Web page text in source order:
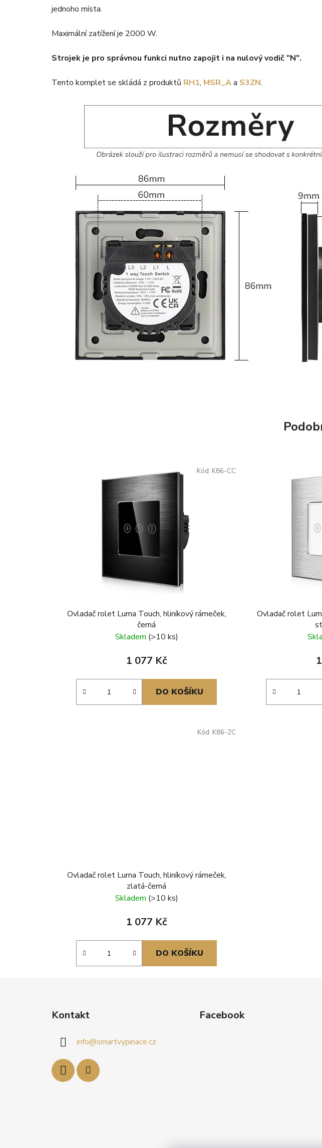
jednoho místa.
Maximální zatížení je 2000 W.
Strojek je pro správnou funkci nutno zapojit i na nulový vodič "N".
Tento komplet se skládá z produktů RH1, MSR_Aa S3ZN.
Ovladač rolet Luma Touch, hliníkový rámeček,
černá
Skladem (>10 ks)
1 077 Kč
DO KOŠÍKU
Kód: K86-CC
Ovladač rolet
Ovladač rolet Luma Touch, hliníkový rámeček,
zlatá-černá
Skladem (>10 ks)
1 077 Kč
DO KOŠÍKU
Kód: K86-ZC
Kontakt
info@smartvypinace.cz
Facebook